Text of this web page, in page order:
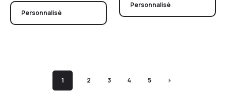
Personnalisé
Personnalisé
1 2 3 4 5